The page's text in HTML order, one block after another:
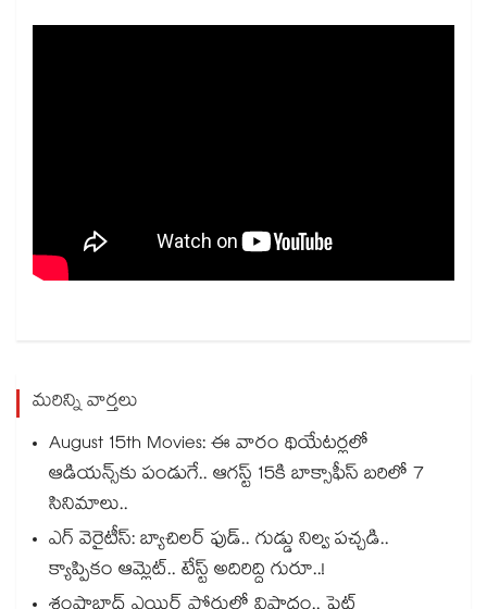
మరిన్ని వార్తలు
August 15th Movies: ఈ వారం థియేటర్లలో
ఆడియన్స్⁬కు పండుగే.. ఆగస్ట్ 15కి బాక్సాఫీస్ బరిలో 7
సినిమాలు..
ఎగ్ వెరైటీస్: బ్యాచిలర్ ఫుడ్.. గుడ్డు నిల్వ పచ్చడి..
క్యాప్పికం ఆమ్లెట్.. టేస్ట్ అదిరిద్ది గురూ..!